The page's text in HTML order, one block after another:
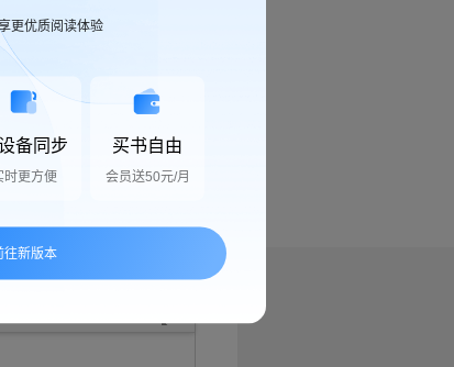
更优质阅读体验
备同步
时更方便
买书自由
会员送50元/月
往新版本